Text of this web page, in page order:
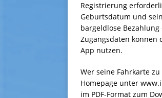
Registrierung
Geburtsdatum und
bargeldlose
Zugangsdaten können
App nutzen.
Wer seine Fahrkarte
Homepage unter
im PDF-Format zum